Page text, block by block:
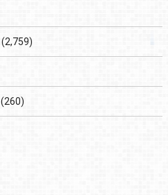
(2,759)
(260)